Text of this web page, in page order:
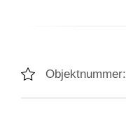
Objektnummer: